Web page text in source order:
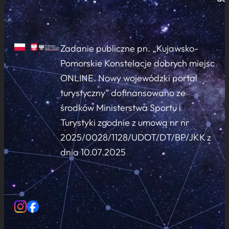
Zadanie publiczne pn. „Kujawsko-
Pomorskie Konstelacje dobrych miejsc
ONLINE. Nowy wojewódzki portal
turystyczny” dofinansowano ze
środków Ministerstwa Sportu i
Turystyki zgodnie z umową nr nr
2025/0028/1128/UDOT/DT/BP/JKK z
dnia 10.07.2025